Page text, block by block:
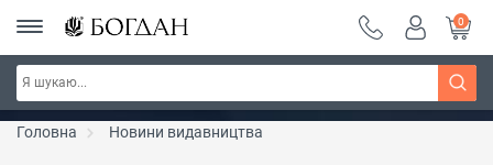
Серія "Чейзіана" ~ знижка 20%
0
Головна Новини видавництва